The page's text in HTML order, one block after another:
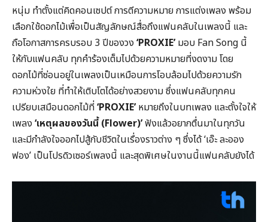
หนุ่ม ทำตั้งแต่คิดคอนเซปต์ การตีความหมาย การแต่งเพลง พร้อม
เลือกใช้ดอกไม้เพื่อเป็นสัญลักษณ์สื่อถึงแฟนคลับในเพลงนี้ และ
ถือโอกาสการครบรอบ 3 ปีของวง ‘PROXIE’มอบ Fan Song นี้
ให้กับแฟนคลับ ทุกคำร้องเต็มไปด้วยความหมายที่งดงาม โดย
ดอกไม้ที่ซ่อนอยู่ในเพลงเป็นเหมือนการโอบล้อมไปด้วยความรัก
ความห่วงใย ที่ทำให้เติบโตได้อย่างสวยงาม ซึ่งแฟนคลับทุกคน
เปรียบเสมือนดอกไม้ที่‘PROXIE’หมายถึงในบทเพลง และตั้งใจให้
เพลง ‘เหตุผลของวันนี้ (Flower)’ฟังแล้วอยากตื่นมาในทุกวัน
และมีกำลังใจออกไปสู้กับชีวิตในเรื่องราวต่าง ๆ ซึ่งได้ ‘เอ๊ะ ละออง
ฟอง’ เป็นโปรดิวเซอร์เพลงนี้ และสุดพิเศษในงานนี้แฟนคลับยังได้